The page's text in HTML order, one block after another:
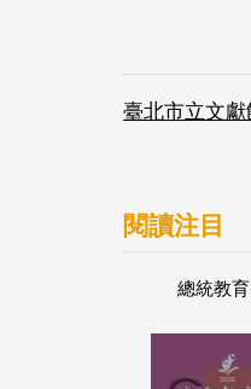
臺北市立文獻
閱讀注目
總統教